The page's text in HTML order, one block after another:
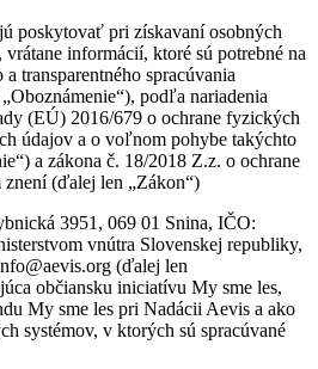
poskytovať pri získavaní osobných
informácií, ktoré sú potrebné na
transparentného spracúvania
podľa nariadenia
(EÚ) 2016/679 o ochrane fyzických
údajov a o voľnom pohybe takýchto
a zákona č. 18/2018 Z.z. o ochrane
(ďalej len „Zákon“)
3951, 069 01 Snina, IČO:
vnútra Slovenskej republiky,
(ďalej len
občiansku iniciatívu My sme les,
My sme les pri Nadácii Aevis a ako
systémov, v ktorých sú spracúvané